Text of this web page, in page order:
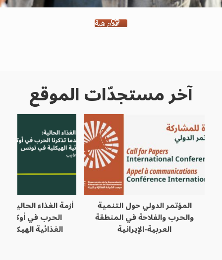
قدم هبة
آخر مستجدّات الموقع
المؤتمر الدولي حول التنمية
والحرب والفلاحة في المنطقة
العربية-الإيرانية
أزمة الغذاء الحالية:
الحرب في
الغذائية